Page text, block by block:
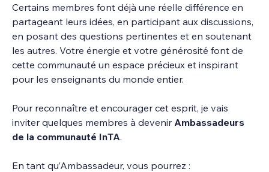
Certains membres font déjà une réelle différence en
partageant leurs idées, en participant aux discussions,
en posant des questions pertinentes et en soutenant
les autres. Votre énergie et votre générosité font de
cette communauté un espace précieux et inspirant
pour les enseignants du monde entier.
Pour reconnaître et encourager cet esprit, je vais
inviter quelques membres à devenir Ambassadeurs
de la communauté InTA.
En tant qu’Ambassadeur, vous pourrez :